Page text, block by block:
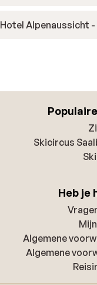
Hotel Alpenaussicht
Skicircus
Heb je
Algemene
Algemene